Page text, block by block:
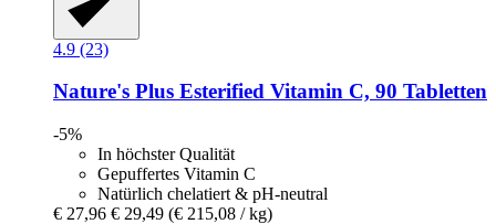
4.9 (23)
Nature's Plus Esterified Vitamin C, 90 Tabletten
-5%
In höchster Qualität
Gepuffertes Vitamin C
Natürlich chelatiert & pH-neutral
€ 27,96 € 29,49 (€ 215,08 / kg)